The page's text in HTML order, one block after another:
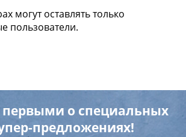
могут оставлять только
пользователи.
первыми о специальных
предложениях!